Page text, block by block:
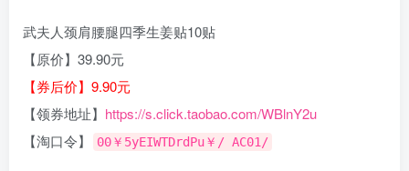
武夫人颈肩腰腿四季生姜贴10贴
【原价】39.90元
【券后价】9.90元
【领券地址】 https://s.click.taobao.com/WBlnY2u
【淘口令】
00￥5yEIWTDrdPu￥/ AC01/